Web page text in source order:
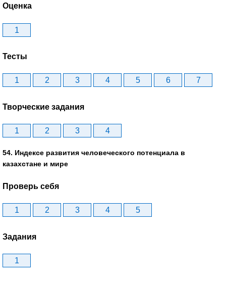
Оценка
1
Тесты
1 2 3 4 5 6 7
Творческие задания
1 2 3 4
54. Индексе развития человеческого потенциала в
казахстане и мире
Проверь себя
1 2 3 4 5
Задания
1